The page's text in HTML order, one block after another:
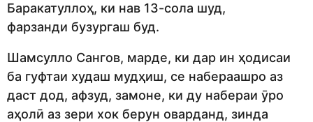
Баракатуллоҳ, ки нав 13-сола шуд,
фарзанди бузургаш буд.
Шамсулло Сангов, марде, ки дар ин ҳодисаи
ба гуфтаи худаш мудҳиш, се набераашро аз
даст дод, афзуд, замоне, ки ду набераи ӯро
аҳолӣ аз зери хок берун оварданд, зинда